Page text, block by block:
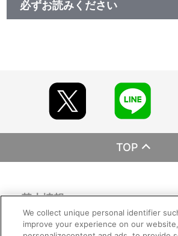
必ずお読みください
TOP
基本情報
ご利用情報
We collect unique personal identifier
improve your experience on our